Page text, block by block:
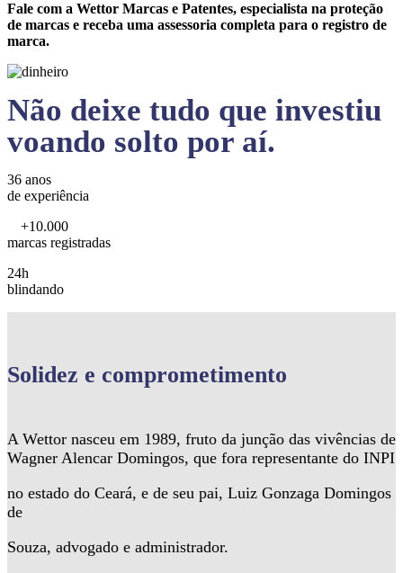
Fale com a Wettor Marcas e Patentes, especialista na proteção
de marcas e receba uma assessoria completa para o registro de
marca.
Não deixe tudo que investiu
voando solto por aí.
36 anos
de experiência
+10.000
marcas registradas
24h
blindando
Solidez e comprometimento
A Wettor nasceu em 1989, fruto da junção das vivências de
Wagner Alencar Domingos, que fora representante do INPI
no estado do Ceará, e de seu pai, Luiz Gonzaga Domingos
de
Souza, advogado e administrador.